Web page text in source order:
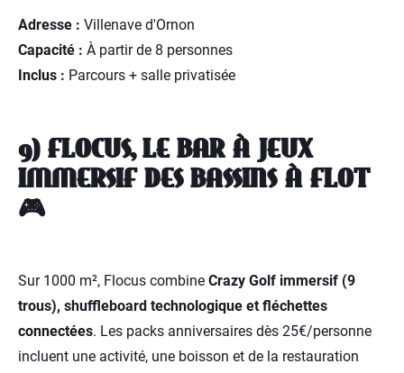
Adresse : Villenave d'Ornon
Capacité : À partir de 8 personnes
Inclus : Parcours + salle privatisée
9) FLOCUS, LE BAR À JEUX
IMMERSIF DES BASSINS À FLOT
🎮
Sur 1000 m², Flocus combine Crazy Golf immersif (9
trous), shuffleboard technologique et fléchettes
connectées. Les packs anniversaires dès 25€/personne
incluent une activité, une boisson et de la restauration